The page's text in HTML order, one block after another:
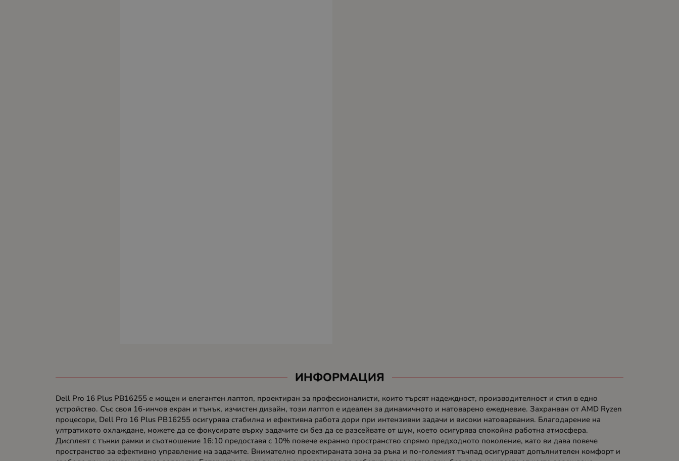
ИНФОРМАЦИЯ
Dell Pro 16 Plus PB16255 е мощен и елегантен лаптоп, проектиран за професионалисти, които търсят надеждност, производителност и стил в едно
устройство. Със своя 16-инчов екран и тънък, изчистен дизайн, този лаптоп е идеален за динамичното и натоварено ежедневие. Захранван от AMD Ryzen
процесори, Dell Pro 16 Plus PB16255 осигурява стабилна и ефективна работа дори при интензивни задачи и високи натоварвания. Благодарение на
ултратихото охлаждане, можете да се фокусирате върху задачите си без да се разсейвате от шум, което осигурява спокойна работна атмосфера.
Дисплеят с тънки рамки и съотношение 16:10 предоставя с 10% повече екранно пространство спрямо предходното поколение, като ви дава повече
пространство за ефективно управление на задачите. Внимателно проектираната зона за ръка и по-големият тъчпад осигуряват допълнителен комфорт и